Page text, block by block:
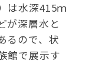
は水深415ｍ
が深層水と
るので、状
館で展示す